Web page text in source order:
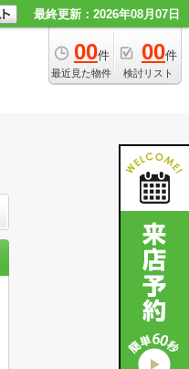
最終更新：2026年08月07日
00件
最近見た物件
00件
検討リスト